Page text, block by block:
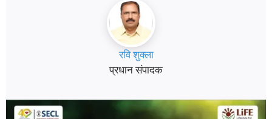
रवि शुक्ला
प्रधान संपादक